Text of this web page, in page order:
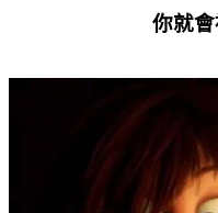
你就會